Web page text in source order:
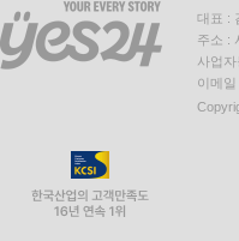
대표 :
주소 :
사업
이메